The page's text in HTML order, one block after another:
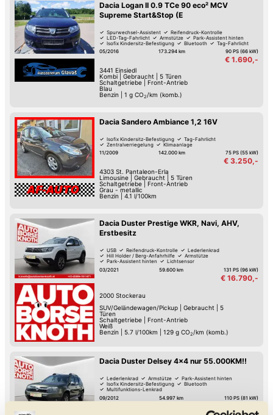
Dacia Logan II 0.9 TCe 90 eco² MCV
Supreme Start&Stop (E
Spurwechsel-Assistent
Reifendruck-Kontrolle
LED-Tag-Fahrlicht
Armstütze
Park-Assistent hinten
Isofix Kindersitz-Befestigung
Bluetooth
Tag-Fahrlicht
05/2016
173.294 km 90 PS (66 kW)
€ 1.690,-
3441 Einsiedl
Kombi| Gebraucht
5 Türen
Schaltgetriebe| Front-Antrieb
Blau
Benzin
1 g CO2 /km (komb.)
Dacia Sandero Ambiance 1,2 16V
Isofix Kindersitz-Befestigung
Tag-Fahrlicht
Zentralverriegelung
Klimaanlage
11/2009
142.000 km 75 PS (55 kW)
€ 3.250,-
4303 St. Pantaleon-Erla
Limousine| Gebraucht
5 Türen
Schaltgetriebe| Front-Antrieb
Grau - metallic
Benzin
4.1 l/100km
Dacia Duster Prestige WKR, Navi, AHV,
Erstbesitz
USB Reifendruck-Kontrolle
Lederlenkrad
Hill Holder / Berg-Anfahrhilfe
Armstütze
Park-Assistent hinten
Lichtsensor
Isofix Kindersitz-Befestigung
03/2021 59.600 km 131 PS (96 kW)
€ 16.790,-
2000 Stockerau
SUV/Geländewagen/Pickup| Gebraucht
5
Türen
Schaltgetriebe|
Front-Antrieb
Weiß
Benzin
5.7 l/100km 129 g CO2 /km (komb.)
Dacia Duster Delsey 4x4 nur 55.000KM!!
Lederlenkrad Armstütze
Park-Assistent hinten
Isofix Kindersitz-Befestigung
Bluetooth
Multifunktions-Lenkrad
09/2012 54.997 km 110 PS (81 kW)